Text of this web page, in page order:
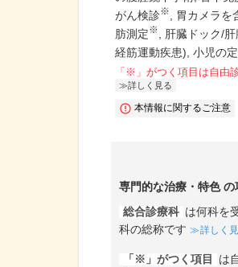
がん検診※ 胃カメラを
肪測定※ 肝臓ドック/
経筋運動疾患) 小児の
「※」がつく項目は自由
詳しく見る
本情報に関するご注意
専門的な治療・特色の
総合診療科 は何科を
科の総称です
詳しく
「※」がつく項目
は